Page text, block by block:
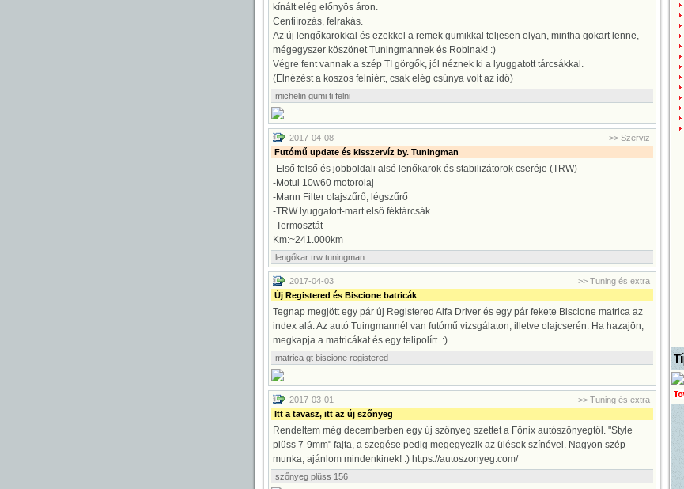
kínált elég előnyös áron.
Centiírozás, felrakás.
Az új lengőkarokkal és ezekkel a remek gumikkal teljesen olyan, mintha gokart lenne,
mégegyszer köszönet Tuningmannek és Robinak! :)
Végre fent vannak a szép TI görgők, jól néznek ki a lyuggatott tárcsákkal.
(Elnézést a koszos felniért, csak elég csúnya volt az idő)
michelin gumi ti felni
>> Szerviz
2017-04-08
Futómű update és kisszervíz by. Tuningman
-Első felső és jobboldali alsó lenőkarok és stabilizátorok cseréje (TRW)
-Motul 10w60 motorolaj
-Mann Filter olajszűrő, légszűrő
-TRW lyuggatott-mart első féktárcsák
-Termosztát
Km:~241.000km
lengőkar trw tuningman
>> Tuning és extra
2017-04-03
Új Registered és Biscione batricák
Tegnap megjött egy pár új Registered Alfa Driver és egy pár fekete Biscione matrica az
index alá. Az autó Tuingmannél van futómű vizsgálaton, illetve olajcserén. Ha hazajön,
megkapja a matricákat és egy telipolírt. :)
matrica gt biscione registered
>> Tuning és extra
2017-03-01
Itt a tavasz, itt az új szőnyeg
Rendeltem még decemberben egy új szőnyeg szettet a Főnix autószőnyegtől. "Style
plüss 7-9mm" fajta, a szegése pedig megegyezik az ülések színével. Nagyon szép
munka, ajánlom mindenkinek! :) https://autoszonyeg.com/
szőnyeg plüss 156